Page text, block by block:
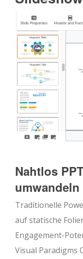
Nahtlos
umwandeln
Traditionelle
auf statische
Engagement-
Visual Paradigms